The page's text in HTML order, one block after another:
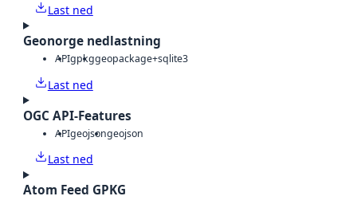
Last ned
Geonorge nedlastning
APIgpkggeopackage+sqlite3
Last ned
OGC API-Features
APIgeojsongeojson
Last ned
Atom Feed GPKG